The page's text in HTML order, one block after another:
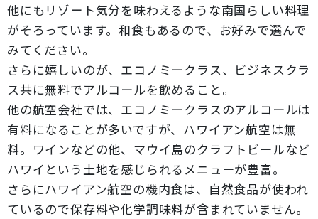
他にもリゾート気分を味わえるような南国らしい料理
がそろっています。和食もあるので、お好みで選んで
みてください。
さらに嬉しいのが、エコノミークラス、ビジネスクラ
ス共に無料でアルコールを飲めること。
他の航空会社では、エコノミークラスのアルコールは
有料になることが多いですが、ハワイアン航空は無
料。ワインなどの他、マウイ島のクラフトビールなど
ハワイという土地を感じられるメニューが豊富。
さらにハワイアン航空の機内食は、自然食品が使われ
ているので保存料や化学調味料が含まれていません。